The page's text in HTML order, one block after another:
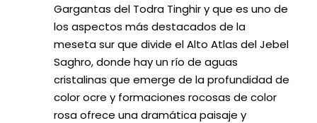
Gargantas del Todra Tinghir y que es uno de
los aspectos más destacados de la
meseta sur que divide el Alto Atlas del Jebel
Saghro, donde hay un río de aguas
cristalinas que emerge de la profundidad de
color ocre y formaciones rocosas de color
rosa ofrece una dramática paisaje y